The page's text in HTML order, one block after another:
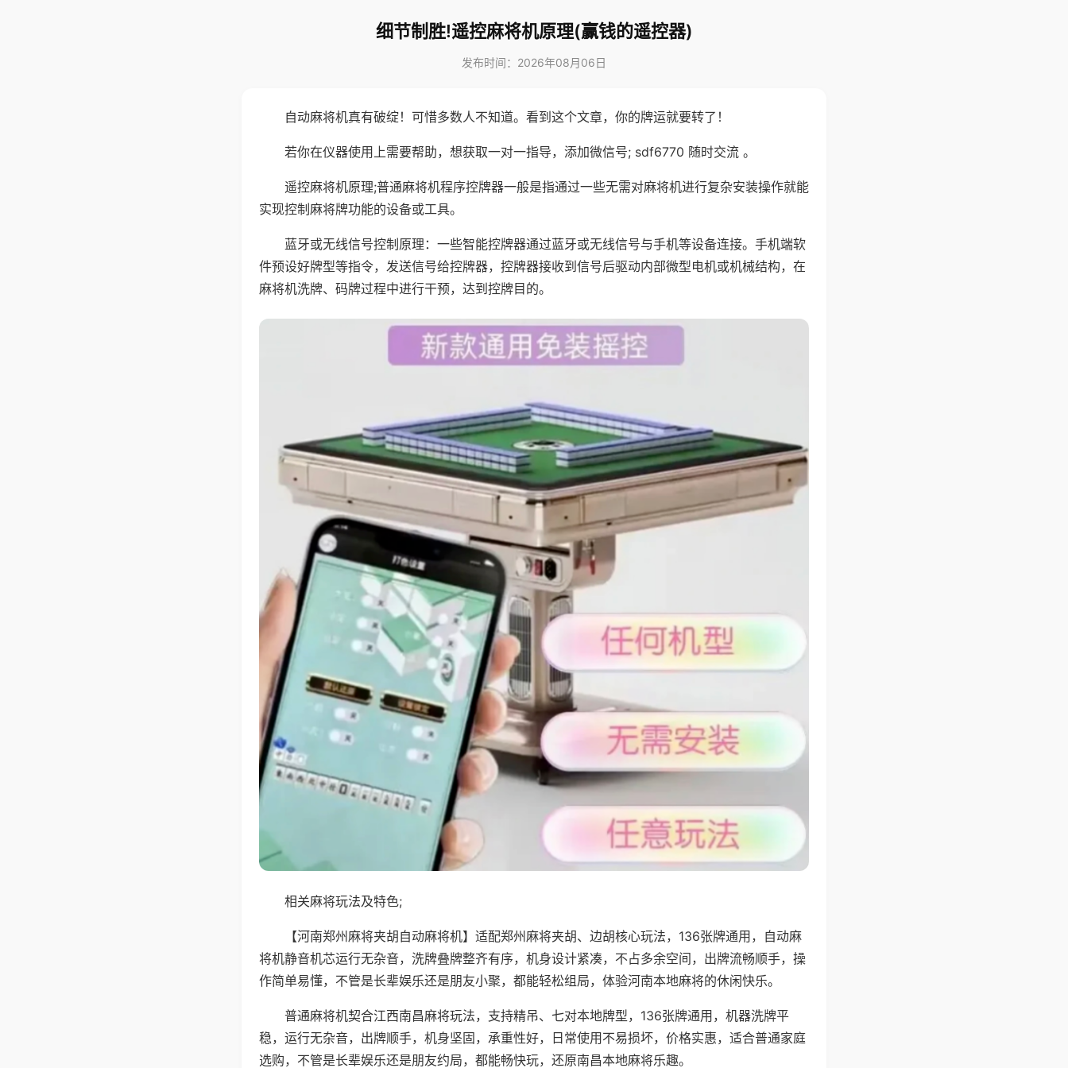
细节制胜!遥控麻将机原理(赢钱的遥控器)
发布时间：2026年08月06日
自动麻将机真有破绽！可惜多数人不知道。看到这个文章，你的牌运就要转了！
若你在仪器使用上需要帮助，想获取一对一指导，添加微信号; sdf6770 随时交流 。
遥控麻将机原理;普通麻将机程序控牌器一般是指通过一些无需对麻将机进行复杂安装操作就能
实现控制麻将牌功能的设备或工具。
蓝牙或无线信号控制原理：一些智能控牌器通过蓝牙或无线信号与手机等设备连接。手机端软
件预设好牌型等指令，发送信号给控牌器，控牌器接收到信号后驱动内部微型电机或机械结构，在
麻将机洗牌、码牌过程中进行干预，达到控牌目的。
相关麻将玩法及特色;
【河南郑州麻将夹胡自动麻将机】适配郑州麻将夹胡、边胡核心玩法，136张牌通用，自动麻
将机静音机芯运行无杂音，洗牌叠牌整齐有序，机身设计紧凑，不占多余空间，出牌流畅顺手，操
作简单易懂，不管是长辈娱乐还是朋友小聚，都能轻松组局，体验河南本地麻将的休闲快乐。
普通麻将机契合江西南昌麻将玩法，支持精吊、七对本地牌型，136张牌通用，机器洗牌平
稳，运行无杂音，出牌顺手，机身坚固，承重性好，日常使用不易损坏，价格实惠，适合普通家庭
选购，不管是长辈娱乐还是朋友约局，都能畅快玩，还原南昌本地麻将乐趣。